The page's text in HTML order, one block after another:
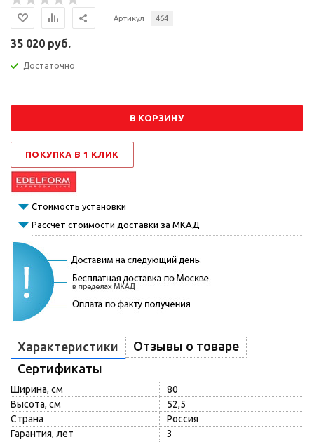
Артикул 464
35 020 руб.
Достаточно
В КОРЗИНУ
ПОКУПКА В 1 КЛИК
Стоимость установки
Рассчет стоимости доставки за МКАД
Характеристики
Отзывы о товаре
Сертификаты
Ширина, см
80
Высота, см
52,5
Страна
Россия
Гарантия, лет
3